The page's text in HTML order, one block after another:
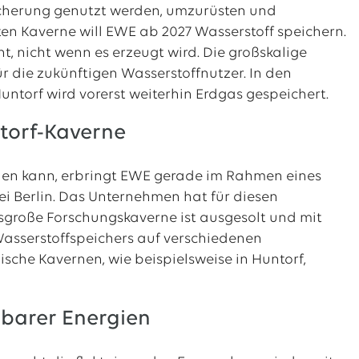
genutzt werden, umzurüsten und
Kaverne will EWE ab 2027 Wasserstoff speichern.
nicht wenn es erzeugt wird. Die großskalige
die zukünftigen Wasserstoffnutzer. In den
wird vorerst weiterhin Erdgas gespeichert.
Kaverne
kann, erbringt EWE gerade im Rahmen eines
Berlin. Das Unternehmen hat für diesen
Forschungskaverne ist ausgesolt und mit
auf verschiedenen
Kavernen, wie beispielsweise in Huntorf,
Energien